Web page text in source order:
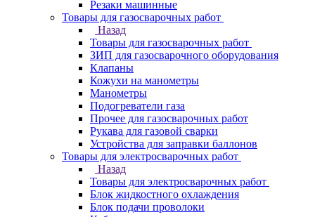
Резаки машинные
Товары для газосварочных работ
Назад
Товары для газосварочных работ
ЗИП для газосварочного оборудования
Клапаны
Кожухи на манометры
Манометры
Подогреватели газа
Прочее для газосварочных работ
Рукава для газовой сварки
Устройства для заправки баллонов
Товары для электросварочных работ
Назад
Товары для электросварочных работ
Блок жидкостного охлаждения
Блок подачи проволоки